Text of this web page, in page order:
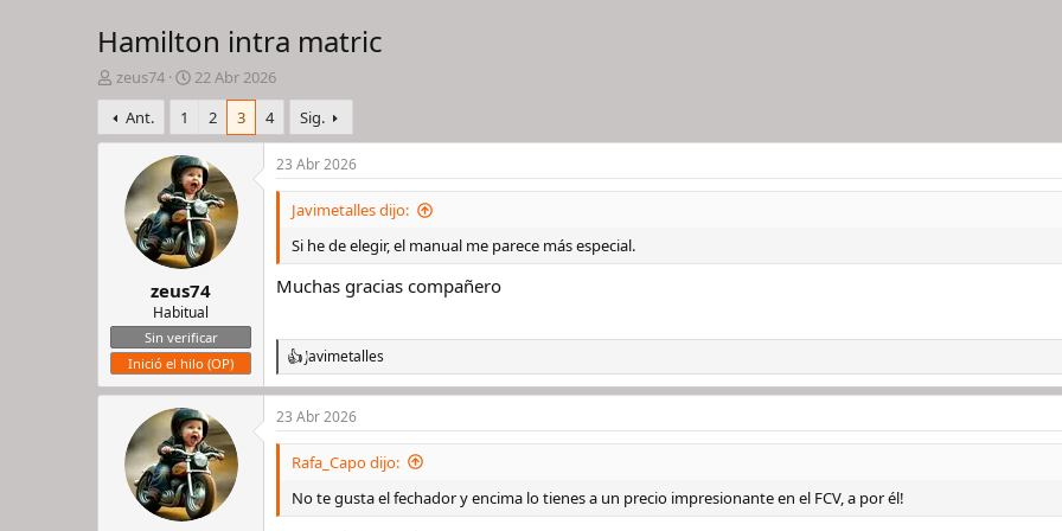
Hamilton intra matric
I
n
i
c
h
i
l
o
zeus74
F
e
h
a
d
e
i
n
i
c
i
o
22 Abr 2026
Ant.
1 2 3 4 Sig.
zeus74
Habitual
Sin verificar
Inició el hilo (OP)
23 Abr 2026
Javimetalles dijo:
Si he de elegir, el manual me parece más especial.
Muchas gracias compañero
R
e
a
c
c
e
Javimetalles
23 Abr 2026
Rafa_Capo dijo:
No te gusta el fechador y encima lo tienes a un precio impresionante en el FCV, a por él!